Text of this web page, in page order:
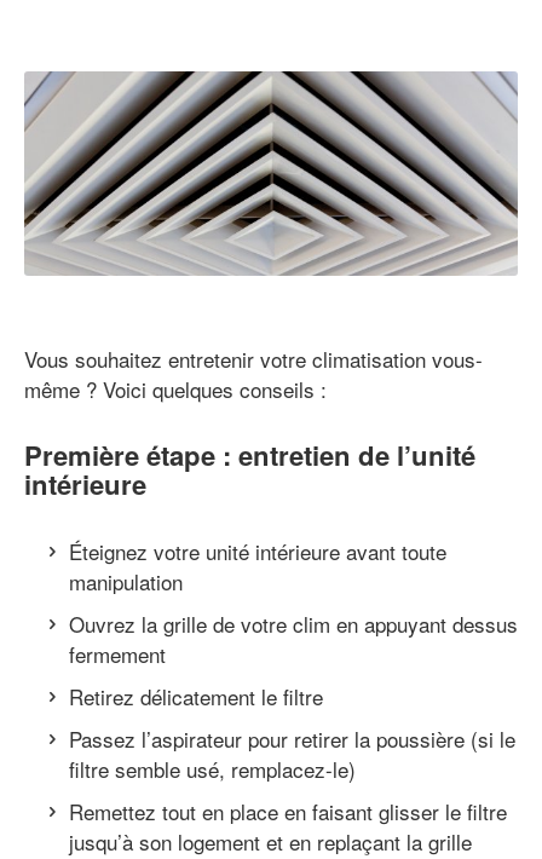
Vous souhaitez entretenir votre climatisation vous-
même ? Voici quelques conseils :
Première étape : entretien de l’unité
intérieure
Éteignez votre unité intérieure avant toute
manipulation
Ouvrez la grille de votre clim en appuyant dessus
fermement
Retirez délicatement le filtre
Passez l’aspirateur pour retirer la poussière (si le
filtre semble usé, remplacez-le)
Remettez tout en place en faisant glisser le filtre
jusqu’à son logement et en replaçant la grille